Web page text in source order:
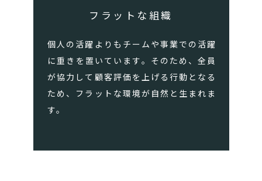
フラットな組織
個人の活躍よりもチームや事業での活躍
に重きを置いています。そのため、全員
が協力して顧客評価を上げる行動となる
ため、フラットな環境が自然と生まれま
す。